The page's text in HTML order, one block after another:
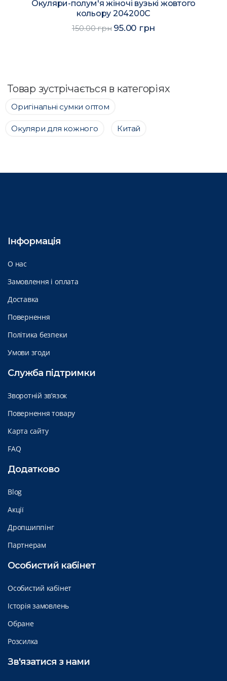
Окуляри-полум'я жіночі вузькі жовтого
кольору 204200C
150.00 грн 95.00 грн
Товар зустрічається в категоріях
Оригінальні сумки оптом
Окуляри для кожного Китай
Інформація
О нас
Замовлення і оплата
Доставка
Повернення
Політика безпеки
Умови згоди
Служба підтримки
Зворотній зв’язок
Повернення товару
Карта сайту
FAQ
Додатково
Blog
Акції
Дропшиппінг
Партнерам
Особистий кабінет
Особистий кабінет
Історія замовлень
Обране
Розсилка
Зв'язатися з нами